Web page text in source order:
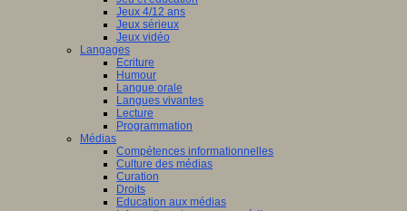
Jeux 4/12 ans
Jeux sérieux
Jeux vidéo
Langages
Ecriture
Humour
Langue orale
Langues vivantes
Lecture
Programmation
Médias
Compétences informationnelles
Culture des médias
Curation
Droits
Education aux médias